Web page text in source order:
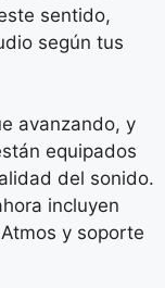
sentido,
según tus
avanzando, y
equipados
del sonido.
incluyen
y soporte